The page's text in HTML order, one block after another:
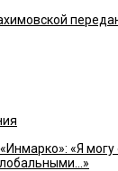
«Я могу